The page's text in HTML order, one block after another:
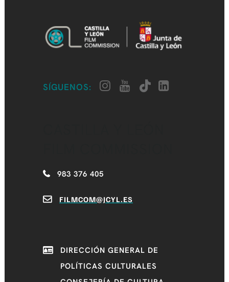
SÍGUENOS:
983 376 405
FILMCOM@JCYL.ES
DIRECCIÓN GENERAL DE
POLÍTICAS CULTURALES